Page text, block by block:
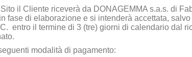
il Cliente riceverà da DONAGEMMA s.a.s. di
fase di elaborazione e si intenderà accettata,
entro il termine di 3 (tre) giorni di calendario dal
modalità di pagamento: